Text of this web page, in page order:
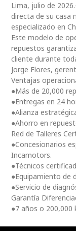
Lima, julio de
directa de su casa
especializado en
Este modelo de
repuestos
cliente durante
Jorge Flores,
Ventajas
●Más de 20,000
●Entregas en 24
●Alianza
●Ahorro en
Red de Talleres
●Concesionarios
Incamotors.
●Técnicos
●Equipamiento de
●Servicio de
Garantía
●7 años o 200,000